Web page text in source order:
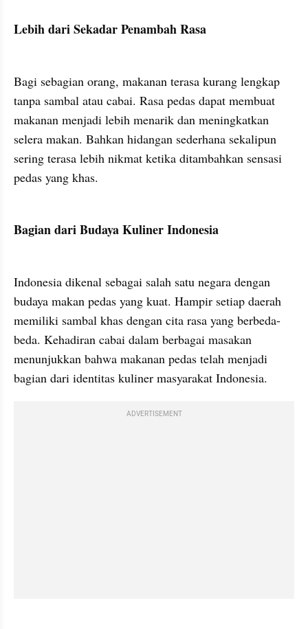
Lebih dari Sekadar Penambah Rasa
Bagi sebagian orang, makanan terasa kurang lengkap
tanpa sambal atau cabai. Rasa pedas dapat membuat
makanan menjadi lebih menarik dan meningkatkan
selera makan. Bahkan hidangan sederhana sekalipun
sering terasa lebih nikmat ketika ditambahkan sensasi
pedas yang khas.
Bagian dari Budaya Kuliner Indonesia
Indonesia dikenal sebagai salah satu negara dengan
budaya makan pedas yang kuat. Hampir setiap daerah
memiliki sambal khas dengan cita rasa yang berbeda-
beda. Kehadiran cabai dalam berbagai masakan
menunjukkan bahwa makanan pedas telah menjadi
bagian dari identitas kuliner masyarakat Indonesia.
ADVERTISEMENT